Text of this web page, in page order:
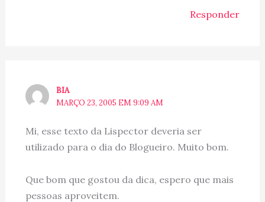
Responder
BIA
MARÇO 23, 2005 EM 9:09 AM
Mi, esse texto da Lispector deveria ser
utilizado para o dia do Blogueiro. Muito bom.
Que bom que gostou da dica, espero que mais
pessoas aproveitem.